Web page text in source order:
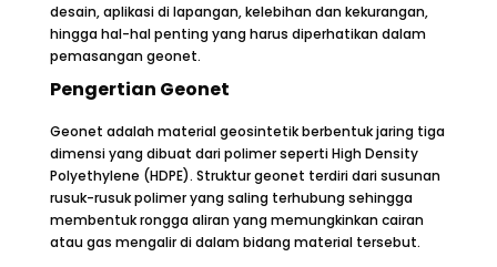
desain, aplikasi di lapangan, kelebihan dan kekurangan,
hingga hal-hal penting yang harus diperhatikan dalam
pemasangan geonet.
Pengertian Geonet
Geonet adalah material geosintetik berbentuk jaring tiga
dimensi yang dibuat dari polimer seperti High Density
Polyethylene (HDPE). Struktur geonet terdiri dari susunan
rusuk-rusuk polimer yang saling terhubung sehingga
membentuk rongga aliran yang memungkinkan cairan
atau gas mengalir di dalam bidang material tersebut.